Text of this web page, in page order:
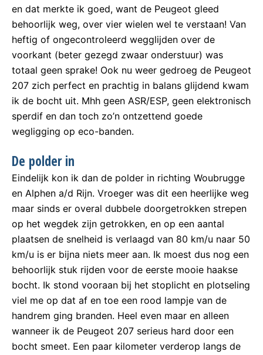
en dat merkte ik goed, want de Peugeot gleed
behoorlijk weg, over vier wielen wel te verstaan! Van
heftig of ongecontroleerd wegglijden over de
voorkant (beter gezegd zwaar onderstuur) was
totaal geen sprake! Ook nu weer gedroeg de Peugeot
207 zich perfect en prachtig in balans glijdend kwam
ik de bocht uit. Mhh geen ASR/ESP, geen elektronisch
sperdif en dan toch zo’n ontzettend goede
wegligging op eco-banden.
De polder in
Eindelijk kon ik dan de polder in richting Woubrugge
en Alphen a/d Rijn. Vroeger was dit een heerlijke weg
maar sinds er overal dubbele doorgetrokken strepen
op het wegdek zijn getrokken, en op een aantal
plaatsen de snelheid is verlaagd van 80 km/u naar 50
km/u is er bijna niets meer aan. Ik moest dus nog een
behoorlijk stuk rijden voor de eerste mooie haakse
bocht. Ik stond vooraan bij het stoplicht en plotseling
viel me op dat af en toe een rood lampje van de
handrem ging branden. Heel even maar en alleen
wanneer ik de Peugeot 207 serieus hard door een
bocht smeet. Een paar kilometer verderop langs de